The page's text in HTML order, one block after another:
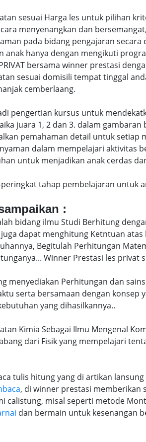
sesuai Harga les untuk pilihan
menyenangkan dan
pada bidang pengajaran
hanya dengan mengikuti
bersama winner prestasi
sesuai domisili tempat tinggal
cemberlaang.
pengertian kursus untuk
juara 1, 2 dan 3. dalam
pemahaman detail untuk setiap
dalam mempelajari aktivitas
untuk menjadikan anak cerdas
tahap pembelajaran untuk
:
bidang ilmu Studi Berhitung
dapat menghitung Ketntuan
Begitulah Perhitungan
Winner Prestasi les privat
menyediakan Perhitungan dan
serta bersamaan dengan
yang dihasilkannya..
Kimia Sebagai Ilmu Mengenal
dari Fisik yang mempelajari
tulis hitung yang di artikan
, di winner prestasi memberikan
calistung, misal seperti metode
dan bermain untuk kesenangan